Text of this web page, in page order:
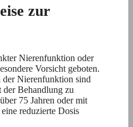
zur
Nierenfunktion oder
Vorsicht geboten.
Nierenfunktion sind
der Behandlung zu
75 Jahren oder mit
reduzierte Dosis